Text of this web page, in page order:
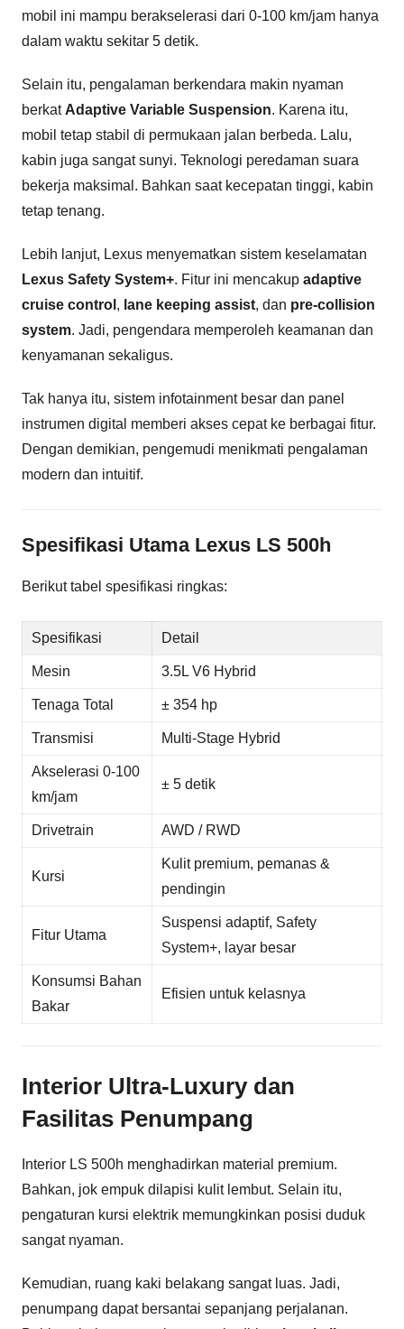
mobil ini mampu berakselerasi dari 0-100 km/jam hanya
dalam waktu sekitar 5 detik.
Selain itu, pengalaman berkendara makin nyaman
berkatAdaptive Variable Suspension. Karena itu,
mobil tetap stabil di permukaan jalan berbeda. Lalu,
kabin juga sangat sunyi. Teknologi peredaman suara
bekerja maksimal. Bahkan saat kecepatan tinggi, kabin
tetap tenang.
Lebih lanjut, Lexus menyematkan sistem keselamatan
Lexus Safety System+. Fitur ini mencakup adaptive
cruise control , lane keeping assist, dan pre-collision
system. Jadi, pengendara memperoleh keamanan dan
kenyamanan sekaligus.
Tak hanya itu, sistem infotainment besar dan panel
instrumen digital memberi akses cepat ke berbagai fitur.
Dengan demikian, pengemudi menikmati pengalaman
modern dan intuitif.
Spesifikasi Utama Lexus LS 500h
Berikut tabel spesifikasi ringkas:
Spesifikasi Detail
Mesin 3.5L V6 Hybrid
Tenaga Total ± 354 hp
Transmisi Multi-Stage Hybrid
Akselerasi 0-100
km/jam
± 5 detik
Drivetrain AWD / RWD
Kursi
Kulit premium, pemanas &
pendingin
Fitur Utama
Suspensi adaptif, Safety
System+, layar besar
Konsumsi Bahan
Bakar
Efisien untuk kelasnya
Interior Ultra-Luxury dan
Fasilitas Penumpang
Interior LS 500h menghadirkan material premium.
Bahkan, jok empuk dilapisi kulit lembut. Selain itu,
pengaturan kursi elektrik memungkinkan posisi duduk
sangat nyaman.
Kemudian, ruang kaki belakang sangat luas. Jadi,
penumpang dapat bersantai sepanjang perjalanan.